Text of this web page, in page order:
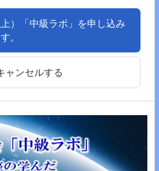
）「中級ラボ」を申し込み
。
ャンセルする